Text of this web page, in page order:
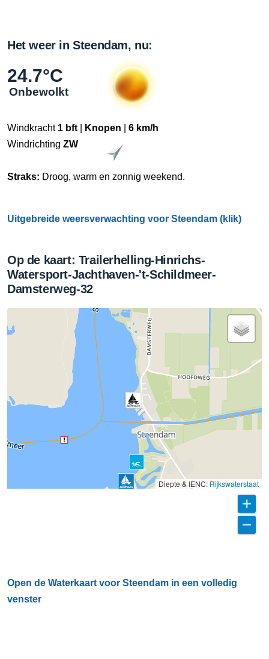
Het weer in Steendam, nu:
24.7°C
Onbewolkt
Windkracht 1 bft Knopen
6 km/h
Windrichting ZW
Straks: Droog, warm en zonnig weekend.
Uitgebreide weersverwachting voor Steendam (klik)
Op de kaart: Trailerhelling-Hinrichs-
Watersport-Jachthaven-'t-Schildmeer-
Damsterweg-32
Diepte & IENC: Rijkswaterstaat
Open de Waterkaart voor Steendam in een volledig
venster